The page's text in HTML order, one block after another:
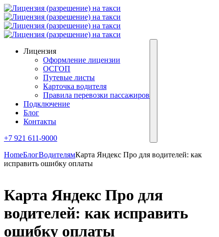
Лицензия
Оформление лицензии
ОСГОП
Путевые листы
Карточка водителя
Правила перевозки пассажиров
Подключение
Блог
Контакты
+7 921 611-9000
HomeБлогВодителямКарта Яндекс Про для водителей: как
исправить ошибку оплаты
Карта Яндекс Про для
водителей: как исправить
ошибку оплаты